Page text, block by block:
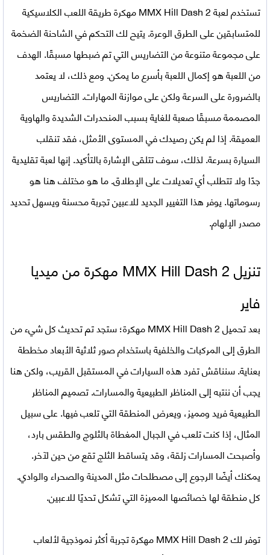
تستخدملعبة MMX Hill Dash 2 مهكرة
طريقة اللعب الكلاسيكية
للمتسابقين على الطرق الوعرة. يتيح لك التحكم في الشاحنة الضخمة
على مجموعة متنوعة من التضاريس التي تم ضبطها مسبقًا. الهدف
من اللعبة هو إكمال اللعبة بأسرع ما يمكن. ومع ذلك، لا يعتمد
بالضرورة على السرعة ولكن على موازنة المهارات. التضاريس
المصممة مسبقًا صعبة للغاية بسبب المنحدرات الشديدة والهاوية
العميقة. إذا لم يكن رصيدك في المستوى الأمثل، فقد تنقلب
السيارة بسرعة. لذلك، سوف تتلقى الإشارة بالتأكيد. إنها لعبة تقليدية
جدًا ولا تتطلب أي تعديلات على الإطلاق. ما هو مختلف هنا هو
رسوماتها. يوفر هذا التغيير الجديد للاعبين تجربة محسنة ويسهل تحديد
مصدر الإلهام.
تنزيل
MMX Hill Dash 2 مهكرة من ميديا
فاير
بعدتحميل MMX Hill Dash 2 مهكرة
؛ ستجد تم تحديث كل شيء من
الطرق إلى المركبات والخلفية باستخدام صور ثلاثية الأبعاد مخططة
بعناية. سنناقش تفرد هذه السيارات في المستقبل القريب، ولكن هنا
يجب أن ننتبه إلى المناظر الطبيعية والمسارات. تصميم المناظر
الطبيعية فريد ومميز، ويعرض المنطقة التي تلعب فيها. على سبيل
المثال، إذا كنت تلعب في الجبال المغطاة بالثلوج والطقس بارد،
وأصبحت المسارات زلقة، وقد يتساقط الثلج تقع من حين لآخر.
يمكنك أيضًا الرجوع إلى مصطلحات مثل المدينة والصحراء والوادي.
كل منطقة لها خصائصها المميزة التي تشكل تحديًا للاعبين.
توفر لكMMX Hill Dash 2 مهكرة
تجربة أكثر نموذجية لألعاب